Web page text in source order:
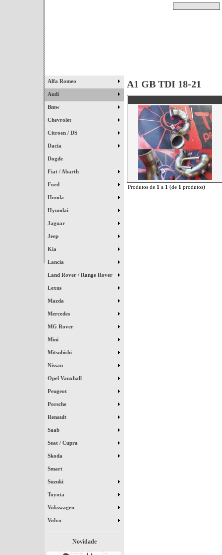
Alfa Romeo
Audi
Bmw
Chevrolet
Citroen / DS
Dacia
Dogde
Fiat / Abarth
Ford
Honda
Hyundai
Jaguar
Jeep
Kia
Lancia
Land Rover / Range Rover
Lexus
Mazda
Mercedes
MG Rover
Mini
Mitsubishi
Nissan
Opel Vauxhall
Peugeot
Porsche
Renault
Saab
Seat / Cupra
Skoda
Smart
Suzuki
Toyota
Vokswagen
Volvo
Novidade
A1 GB TDI 18-21
Produtos de 1 a 1 (de 1 produtos)